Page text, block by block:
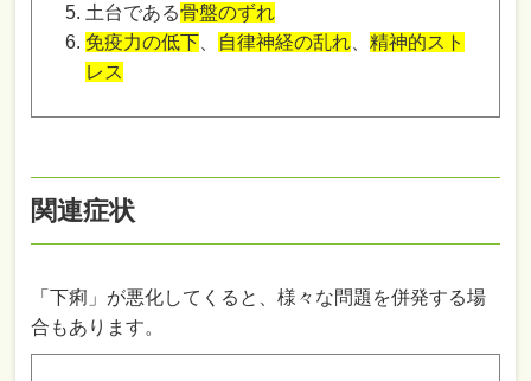
土台である骨盤のずれ
免疫力の低下、 自律神経の乱れ、精神的スト
レス
関連症状
「下痢」が悪化してくると、様々な問題を併発する場
合もあります。